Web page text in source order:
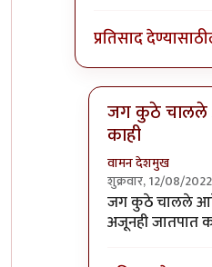
प्रतिसाद देण्यासाठी
जग कुठे
काही
वामन देशमुख
शुक्रवार, 12/08/
In reply to।by
जग कुठे चालले
अजूनही जातपात